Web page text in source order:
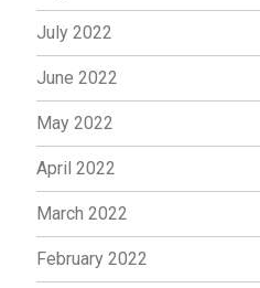
July 2022
June 2022
May 2022
April 2022
March 2022
February 2022